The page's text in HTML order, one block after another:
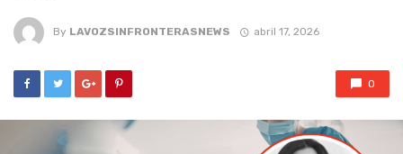
By LAVOZSINFRONTERASNEWS abril 17, 2026
0